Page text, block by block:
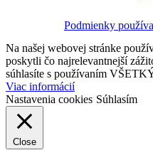
Podmienky
Na našej webovej stránke
poskytli čo najrelevantnejší
súhlasíte s používaním
Viac informácií
Nastavenia cookies Súhlasím
Close